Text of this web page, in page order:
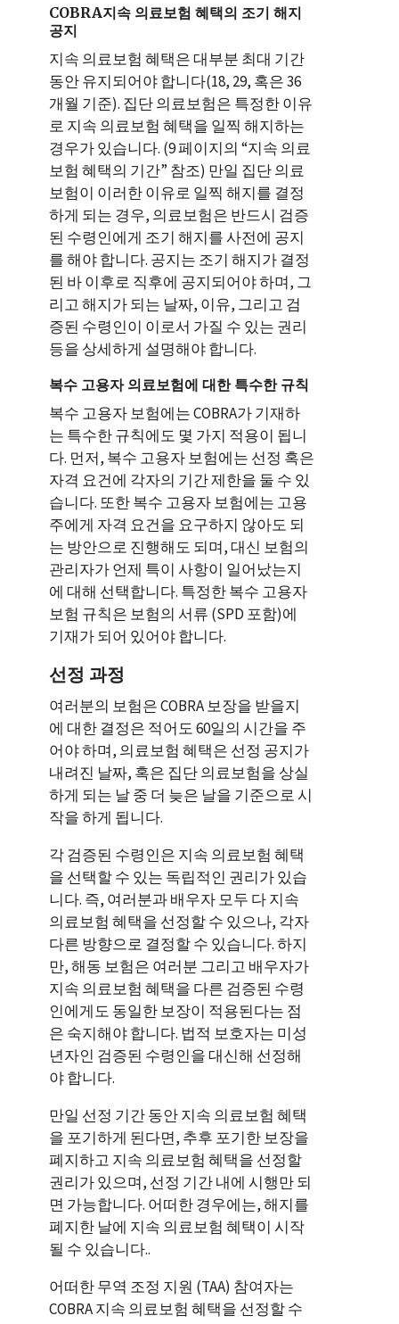
COBRA지속 의료보험 혜택의 조기 해지
공지
지속 의료보험 혜택은 대부분 최대 기간
동안 유지되어야 합니다(18, 29, 혹은 36
개월 기준). 집단 의료보험은 특정한 이유
로 지속 의료보험 혜택을 일찍 해지하는
경우가 있습니다. (9 페이지의 “지속 의료
보험 혜택의 기간” 참조) 만일 집단 의료
보험이 이러한 이유로 일찍 해지를 결정
하게 되는 경우, 의료보험은 반드시 검증
된 수령인에게 조기 해지를 사전에 공지
를 해야 합니다. 공지는 조기 해지가 결정
된 바 이후로 직후에 공지되어야 하며, 그
리고 해지가 되는 날짜, 이유, 그리고 검
증된 수령인이 이로서 가질 수 있는 권리
등을 상세하게 설명해야 합니다.
복수 고용자 의료보험에 대한 특수한 규칙
복수 고용자 보험에는 COBRA가 기재하
는 특수한 규칙에도 몇 가지 적용이 됩니
다. 먼저, 복수 고용자 보험에는 선정 혹은
자격 요건에 각자의 기간 제한을 둘 수 있
습니다. 또한 복수 고용자 보험에는 고용
주에게 자격 요건을 요구하지 않아도 되
는 방안으로 진행해도 되며, 대신 보험의
관리자가 언제 특이 사항이 일어났는지
에 대해 선택합니다. 특정한 복수 고용자
보험 규칙은 보험의 서류 (SPD 포함)에
기재가 되어 있어야 합니다.
선정 과정
여러분의 보험은 COBRA 보장을 받을지
에 대한 결정은 적어도 60일의 시간을 주
어야 하며, 의료보험 혜택은 선정 공지가
내려진 날짜, 혹은 집단 의료보험을 상실
하게 되는 날 중 더 늦은 날을 기준으로 시
작을 하게 됩니다.
각 검증된 수령인은 지속 의료보험 혜택
을 선택할 수 있는 독립적인 권리가 있습
니다. 즉, 여러분과 배우자 모두 다 지속
의료보험 혜택을 선정할 수 있으나, 각자
다른 방향으로 결정할 수 있습니다. 하지
만, 해동 보험은 여러분 그리고 배우자가
지속 의료보험 혜택을 다른 검증된 수령
인에게도 동일한 보장이 적용된다는 점
은 숙지해야 합니다. 법적 보호자는 미성
년자인 검증된 수령인을 대신해 선정해
야 합니다.
만일 선정 기간 동안 지속 의료보험 혜택
을 포기하게 된다면, 추후 포기한 보장을
폐지하고 지속 의료보험 혜택을 선정할
권리가 있으며, 선정 기간 내에 시행만 되
면 가능합니다. 어떠한 경우에는, 해지를
폐지한 날에 지속 의료보험 혜택이 시작
될 수 있습니다..
어떠한 무역 조정 지원 (TAA) 참여자는
COBRA 지속 의료보험 혜택을 선정할 수